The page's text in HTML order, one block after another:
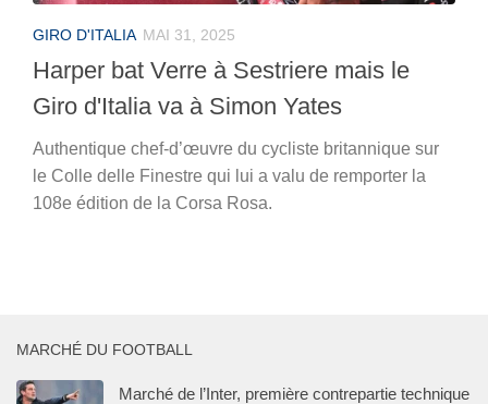
GIRO D'ITALIA MAI 31, 2025
Harper bat Verre à Sestriere mais le
Giro d'Italia va à Simon Yates
Authentique chef-d’œuvre du cycliste britannique sur
le Colle delle Finestre qui lui a valu de remporter la
108e édition de la Corsa Rosa.
MARCHÉ DU FOOTBALL
Marché de l’Inter, première contrepartie technique